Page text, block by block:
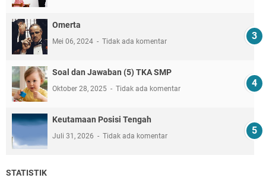
Omerta
Mei 06, 2024 Tidak ada komentar
Soal dan Jawaban (5) TKA SMP
Oktober 28, 2025 Tidak ada komentar
Keutamaan Posisi Tengah
Juli 31, 2026 Tidak ada komentar
STATISTIK